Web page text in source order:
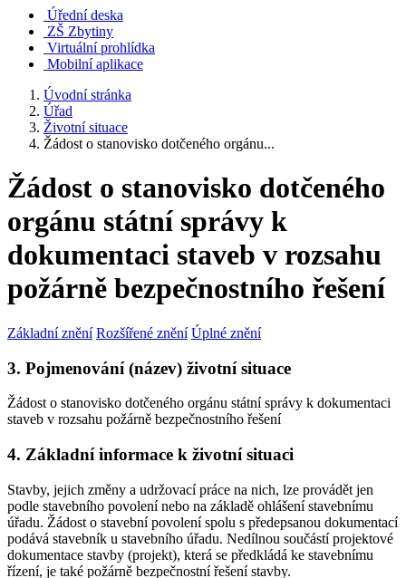
Úřední deska
ZŠ Zbytiny
Virtuální prohlídka
Mobilní aplikace
Úvodní stránka
Úřad
Životní situace
Žádost o stanovisko dotčeného orgánu...
Žádost o stanovisko dotčeného
orgánu státní správy k
dokumentaci staveb v rozsahu
požárně bezpečnostního řešení
Základní znění Rozšířené znění Úplné znění
3. Pojmenování (název) životní situace
Žádost o stanovisko dotčeného orgánu státní správy k dokumentaci
staveb v rozsahu požárně bezpečnostního řešení
4. Základní informace k životní situaci
Stavby, jejich změny a udržovací práce na nich, lze provádět jen
podle stavebního povolení nebo na základě ohlášení stavebnímu
úřadu. Žádost o stavební povolení spolu s předepsanou dokumentací
podává stavebník u stavebního úřadu. Nedílnou součástí projektové
dokumentace stavby (projekt), která se předkládá ke stavebnímu
řízení, je také požárně bezpečnostní řešení stavby.